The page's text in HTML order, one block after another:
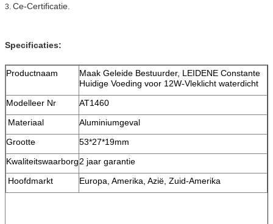
3. Ce-Certificatie.
Specificaties:
Productnaam
Maak Geleide Bestuurder, LEIDENE Constante
Huidige Voeding voor 12W-Vleklicht waterdicht
Modelleer Nr
AT1460
Materiaal
Aluminiumgeval
Grootte
53*27*19mm
Kwaliteitswaarborg2 jaar garantie
Hoofdmarkt
Europa, Amerika, Azië, Zuid-Amerika